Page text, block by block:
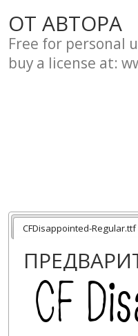
ОТ АВТОРА
Free for personal
buy a license at:
CFDisappointed-Regular.ttf